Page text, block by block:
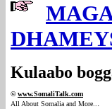
Kulaabo
©www.SomaliTalk.com
All About Somalia and More.. .